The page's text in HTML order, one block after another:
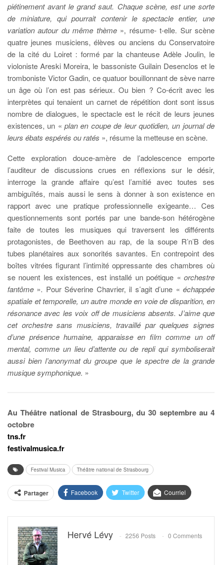
piétinement avant le grand saut. Chaque scène, est une sorte
de miniature, qui pourrait contenir le spectacle entier, une
variation autour du même thème», résume- t-elle. Sur scène
quatre jeunes musiciens, élèves ou anciens du Conservatoire
de la cité du Loiret : formé par la chanteuse Adèle Joulin, le
violoniste Areski Moreira, le bassoniste Guilain Desenclos et le
tromboniste Victor Gadin, ce quatuor bouillonnant de sève narre
un âge où l’on est pas sérieux. Ou bien ? Co-écrit avec les
interprètes qui tenaient un carnet de répétition dont sont issus
nombre de dialogues, le spectacle est le récit de leurs jeunes
existences, un «plan en coupe de leurquotidien, un journal de
leurs ébats espérés ou ratés », résume la metteuse en scène.
Cette exploration douce-amère de l’adolescence emporte
l’auditeur de discussions crues en réflexions sur le désir,
interroge la grande affaire qu’est l’amitié avec toutes ses
ambiguïtés, mais aussi le sens à donner à son existence en
rapport avec une pratique professionnelle exigeante… Ces
questionnements sont portés par une bande-son hétérogène
faite de toutes les musiques qui traversent les différents
protagonistes, de Beethoven au rap, de la soupe R’n’B des
tubes planétaires aux sonorités savantes. En contrepoint des
boîtes vitrées figurant l’intimité oppressante des chambres où
se nouent les existences, est installé un poétique « orchestre
fantôme ». Pour Séverine Chavrier, il s’agit d’une « échappée
spatiale et temporelle, un autre monde en voie de disparition, en
résonance avec les voix off de musiciens absents. J’aime que
cet orchestre sans musiciens, travaillé par quelques signes
d’une présence humaine, apparaisse en film comme un off
mental, comme un lieu d’attente ou de repli qui symboliserait
aussi bien l’anonymat du groupe que le spectre de la grande
musique symphonique. »
Au Théâtre national de Strasbourg, du 30 septembre au 4
octobre
tns.fr
festivalmusica.fr
Festival Musica Théâtre national de Strasbourg
Partager Facebook Twitter Courriel
Hervé Lévy 2256 Posts 0 Comments